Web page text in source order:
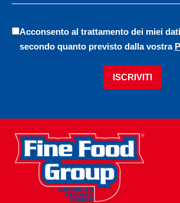
Acconsento al trattamento dei miei
secondo quanto previsto dalla vostra
ISCRIVITI